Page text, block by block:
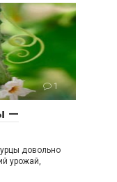
1
—
довольно
урожай,